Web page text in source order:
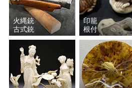
火縄銃
古式銃
印籠
根付